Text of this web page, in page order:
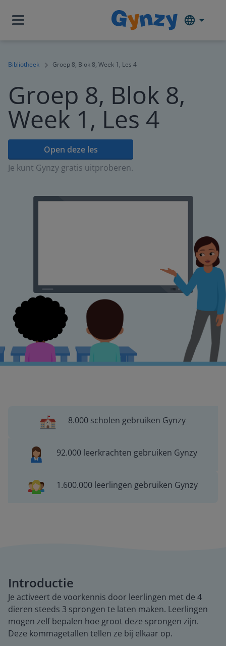
Bibliotheek Groep 8, Blok 8, Week 1, Les 4
Groep 8, Blok 8,
Week 1, Les 4
Open deze les
Je kunt Gynzy gratis uitproberen.
8.000 scholen gebruiken Gynzy
92.000 leerkrachten gebruiken Gynzy
1.600.000 leerlingen gebruiken Gynzy
Introductie
Je activeert de voorkennis door leerlingen met de 4
dieren steeds 3 sprongen te laten maken. Leerlingen
mogen zelf bepalen hoe groot deze sprongen zijn.
Deze kommagetallen tellen ze bij elkaar op.